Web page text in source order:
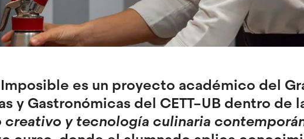
es un proyecto académico del
y Gastronómicas del CETT–UB dentro de
creativo y tecnología culinaria